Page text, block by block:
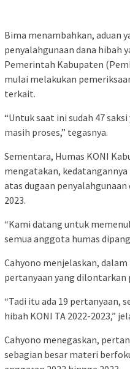
Bima menambahkan, aduan
penyalahgunaan dana hibah
Pemerintah Kabupaten
mulai melakukan
terkait.
“Untuk saat ini sudah 47
masih proses,” tegasnya.
Sementara, Humas KONI
mengatakan,
atas dugaan penyalahgunaan
2023.
“Kami datang untuk
semua anggota humas
Cahyono menjelaskan,
pertanyaan yang dilontarkan
“Tadi itu ada 19 pertanyaan,
hibah KONI TA 2022-2023,”
Cahyono menegaskan,
sebagian besar materi